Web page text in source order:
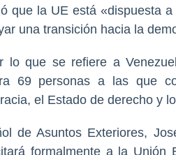
que la UE está «dispuesta
una transición hacia la
lo que se refiere a
69 personas a las que
el Estado de derecho y
de Asuntos Exteriores,
formalmente a la Unión